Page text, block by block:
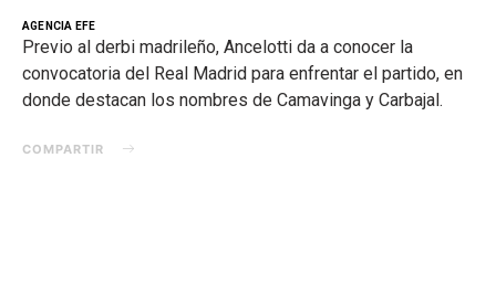
AGENCIA EFE
Previo al derbi madrileño, Ancelotti da a conocer la
convocatoria del Real Madrid para enfrentar el partido, en
donde destacan los nombres de Camavinga y Carbajal.
COMPARTIR